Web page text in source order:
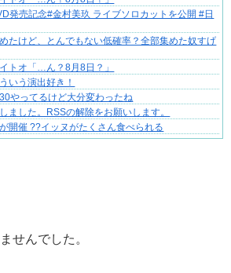
発売記念#金村美玖 ライブソロカットを公開 #日
たけど、とんでもない低確率？全部集めた奴すげ
トオ「…ん？8月8日？」
いう演出好き！
やってるけど大分変わったね
ました。RSSの解除をお願いします。
開催 ??イッヌがたくさん食べられる
せんでした。